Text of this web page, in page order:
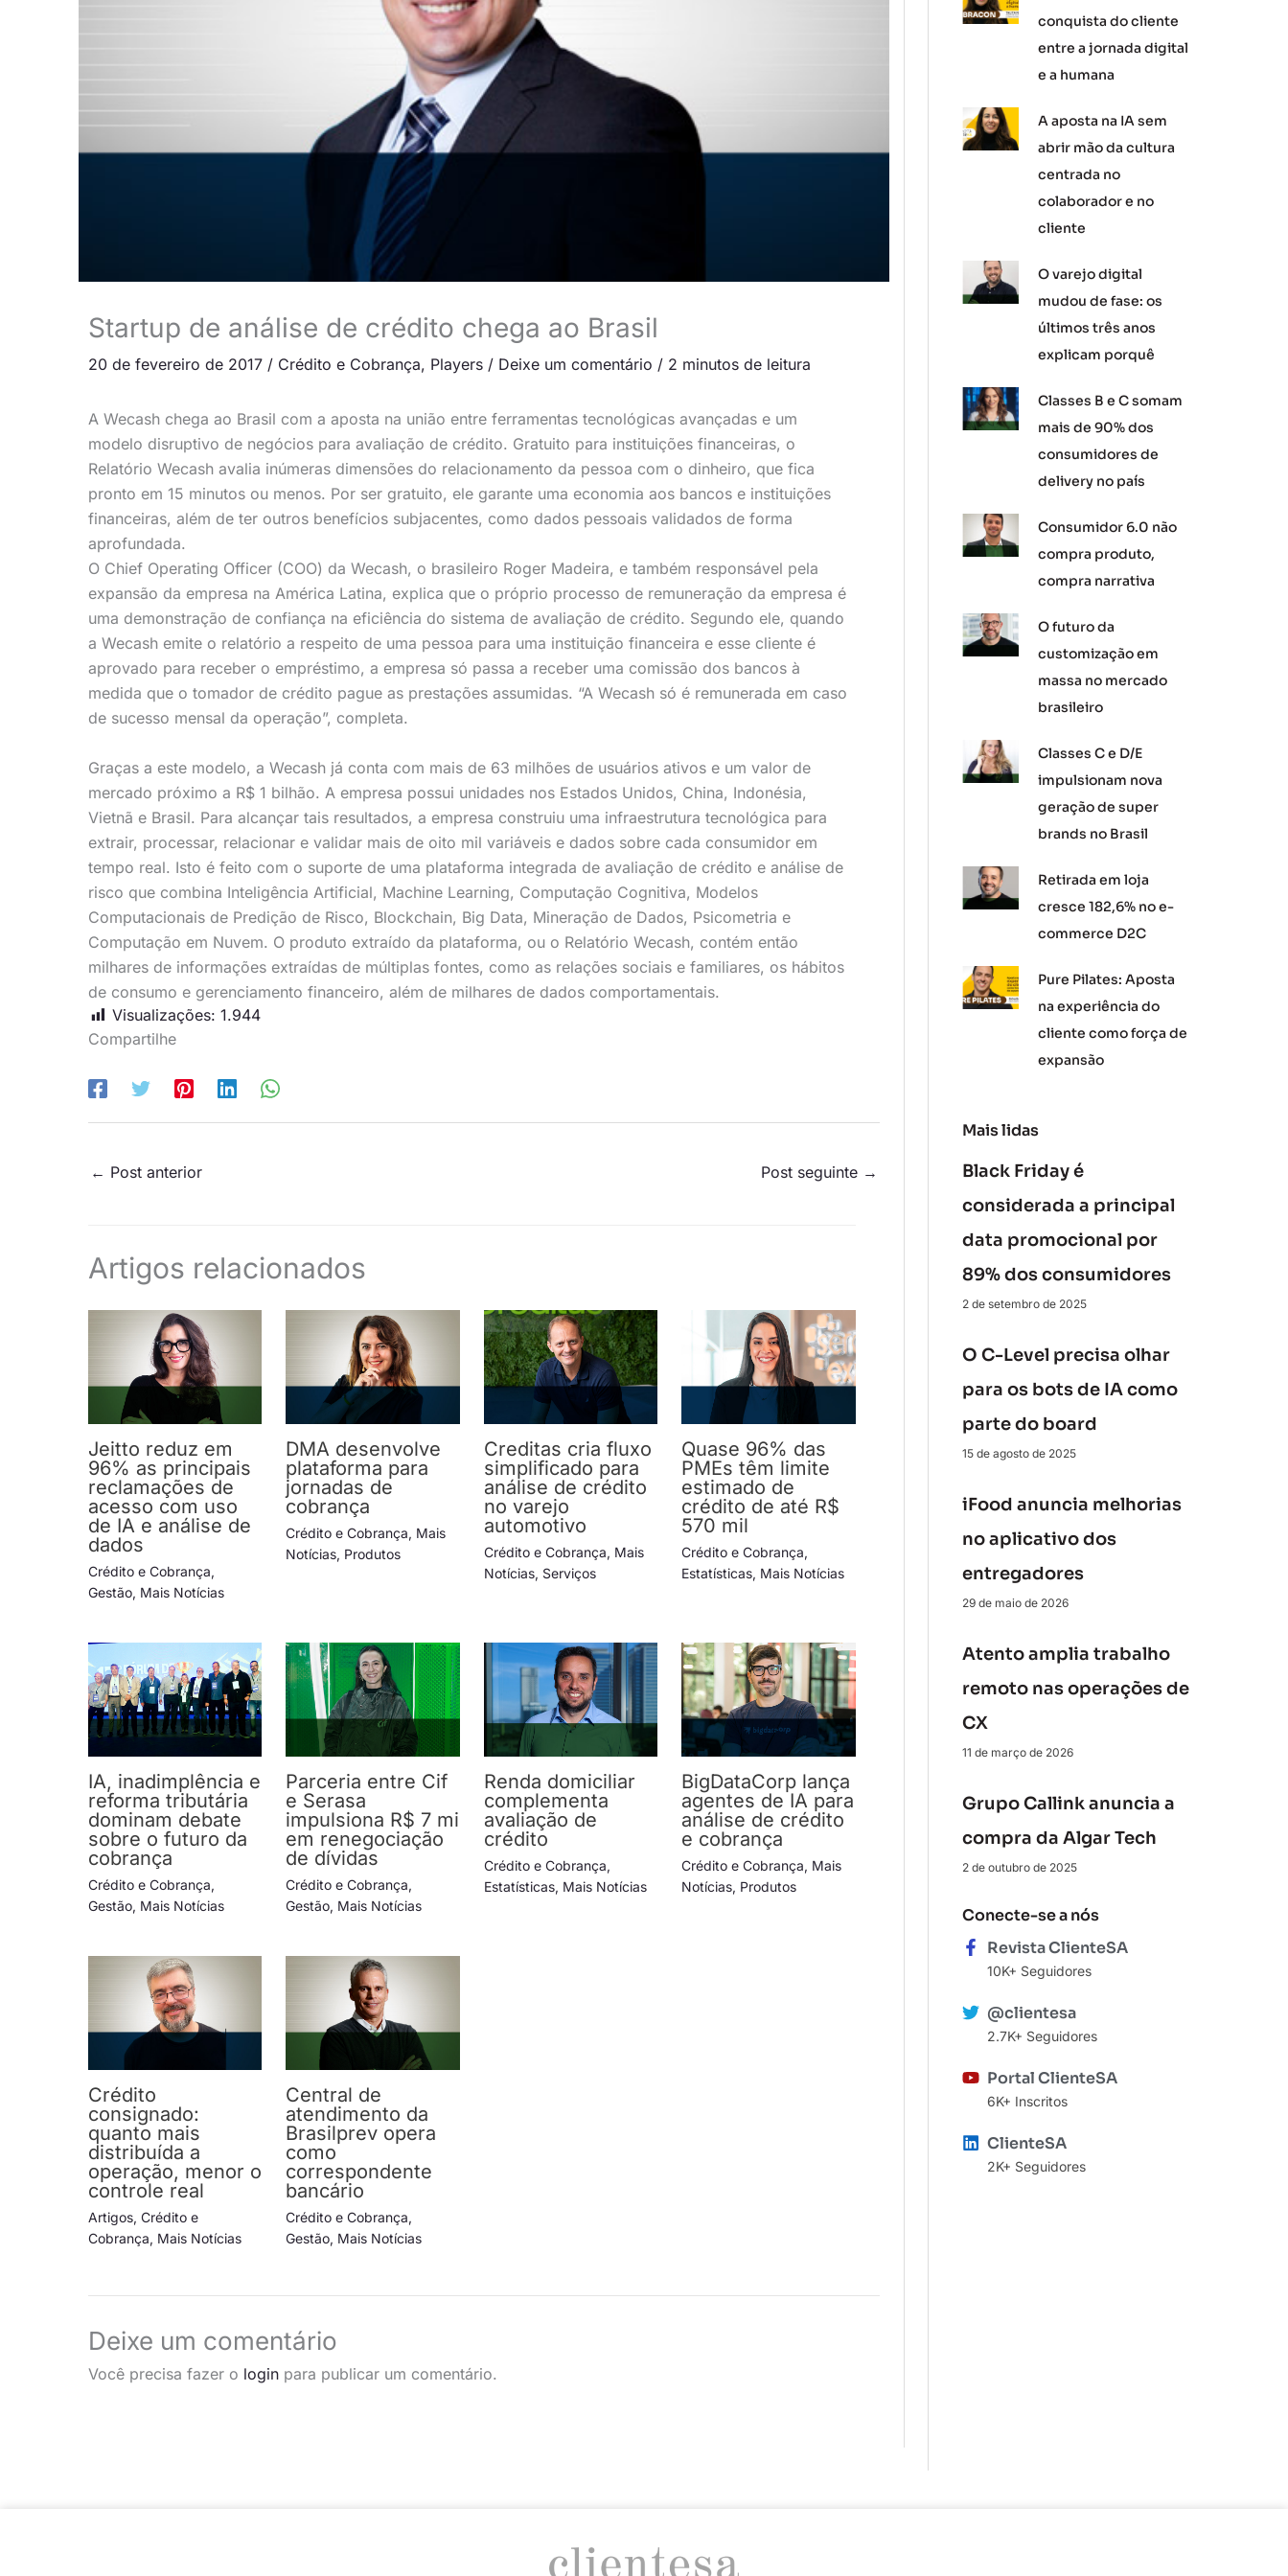
Startup de análise de crédito chega ao Brasil
20 de fevereiro de 2017 / Crédito e Cobrança, Players / Deixe um comentário / 2 minutos de leitura
A Wecash chega ao Brasil com a aposta na união entre ferramentas tecnológicas avançadas e um
modelo disruptivo de negócios para avaliação de crédito. Gratuito para instituições financeiras, o
Relatório Wecash avalia inúmeras dimensões do relacionamento da pessoa com o dinheiro, que fica
pronto em 15 minutos ou menos. Por ser gratuito, ele garante uma economia aos bancos e instituições
financeiras, além de ter outros benefícios subjacentes, como dados pessoais validados de forma
aprofundada.
O Chief Operating Officer (COO) da Wecash, o brasileiro Roger Madeira, e também responsável pela
expansão da empresa na América Latina, explica que o próprio processo de remuneração da empresa é
uma demonstração de confiança na eficiência do sistema de avaliação de crédito. Segundo ele, quando
a Wecash emite o relatório a respeito de uma pessoa para uma instituição financeira e esse cliente é
aprovado para receber o empréstimo, a empresa só passa a receber uma comissão dos bancos à
medida que o tomador de crédito pague as prestações assumidas. “A Wecash só é remunerada em caso
de sucesso mensal da operação”, completa.
Graças a este modelo, a Wecash já conta com mais de 63 milhões de usuários ativos e um valor de
mercado próximo a R$ 1 bilhão. A empresa possui unidades nos Estados Unidos, China, Indonésia,
Vietnã e Brasil. Para alcançar tais resultados, a empresa construiu uma infraestrutura tecnológica para
extrair, processar, relacionar e validar mais de oito mil variáveis e dados sobre cada consumidor em
tempo real. Isto é feito com o suporte de uma plataforma integrada de avaliação de crédito e análise de
risco que combina Inteligência Artificial, Machine Learning, Computação Cognitiva, Modelos
Computacionais de Predição de Risco, Blockchain, Big Data, Mineração de Dados, Psicometria e
Computação em Nuvem. O produto extraído da plataforma, ou o Relatório Wecash, contém então
milhares de informações extraídas de múltiplas fontes, como as relações sociais e familiares, os hábitos
de consumo e gerenciamento financeiro, além de milhares de dados comportamentais.
Visualizações: 1.944
Compartilhe
← Post anterior Post seguinte →
Artigos relacionados
Jeitto reduz em
96% as principais
reclamações de
acesso com uso
de IA e análise de
dados
Crédito e Cobrança,
Gestão, Mais Notícias
DMA desenvolve
plataforma para
jornadas de
cobrança
Crédito e Cobrança, Mais
Notícias, Produtos
Creditas cria fluxo
simplificado para
análise de crédito
no varejo
automotivo
Crédito e Cobrança, Mais
Notícias, Serviços
Quase 96% das
PMEs têm limite
estimado de
crédito de até R$
570 mil
Crédito e Cobrança,
Estatísticas, Mais Notícias
IA, inadimplência e
reforma tributária
dominam debate
sobre o futuro da
cobrança
Crédito e Cobrança,
Gestão, Mais Notícias
Parceria entre Cif
e Serasa
impulsiona R$ 7 mi
em renegociação
de dívidas
Crédito e Cobrança,
Gestão, Mais Notícias
Renda domiciliar
complementa
avaliação de
crédito
Crédito e Cobrança,
Estatísticas, Mais Notícias
BigDataCorp lança
agentes de IA para
análise de crédito
e cobrança
Crédito e Cobrança, Mais
Notícias, Produtos
Crédito
consignado:
quanto mais
distribuída a
operação, menor o
controle real
Artigos, Crédito e
Cobrança, Mais Notícias
Central de
atendimento da
Brasilprev opera
como
correspondente
bancário
Crédito e Cobrança,
Gestão, Mais Notícias
Deixe um comentário
Você precisa fazer o login para publicar um comentário.
conquista do cliente
entre a jornada digital
e a humana
A aposta na IA sem
abrir mão da cultura
centrada no
colaborador e no
cliente
O varejo digital
mudou de fase: os
últimos três anos
explicam porquê
Classes B e C somam
mais de 90% dos
consumidores de
delivery no país
Consumidor 6.0 não
compra produto,
compra narrativa
O futuro da
customização em
massa no mercado
brasileiro
Classes C e D/E
impulsionam nova
geração de super
brands no Brasil
Retirada em loja
cresce 182,6% no e-
commerce D2C
Pure Pilates: Aposta
na experiência do
cliente como força de
expansão
Mais lidas
Black Friday é
considerada a principal
data promocional por
89% dos consumidores
2 de setembro de 2025
O C-Level precisa olhar
para os bots de IA como
parte do board
15 de agosto de 2025
iFood anuncia melhorias
no aplicativo dos
entregadores
29 de maio de 2026
Atento amplia trabalho
remoto nas operações de
CX
11 de março de 2026
Grupo Callink anuncia a
compra da Algar Tech
2 de outubro de 2025
Conecte-se a nós
Revista ClienteSA
10K+ Seguidores
@clientesa
2.7K+ Seguidores
Portal ClienteSA
6K+ Inscritos
ClienteSA
2K+ Seguidores